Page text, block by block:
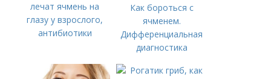
лечат ячмень на
глазу у взрослого,
антибиотики
Как бороться с
ячменем.
Дифференциальная
диагностика